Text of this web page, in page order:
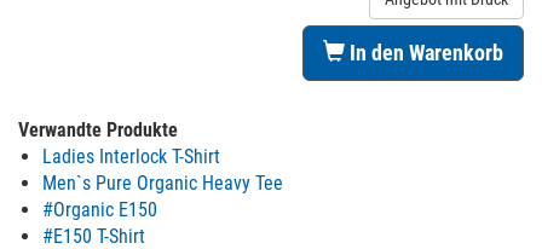
In den Warenkorb
Verwandte Produkte
Ladies Interlock T-Shirt
Men`s Pure Organic Heavy Tee
#Organic E150
#E150 T-Shirt